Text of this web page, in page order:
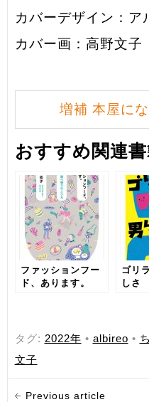
カバーデザイン：ア
カバー画：高野文子
増補 本屋に
おすすめ関連
ファッションフー
ド、あります。
ゴリ
しさ
タグ: 2022年 • albireo •
文子
Previous article